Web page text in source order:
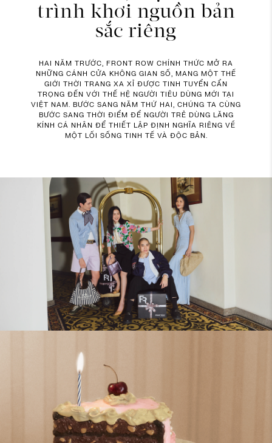
trình khơi nguồn bản
sắc riêng
HAI NĂM TRƯỚC, FRONT ROW CHÍNH THỨC MỞ RA
NHỮNG CÁNH CỬA KHÔNG GIAN SỐ, MANG MỘT THẾ
GIỚI THỜI TRANG XA XỈ ĐƯỢC TINH TUYỂN CẨN
TRỌNG ĐẾN VỚI THẾ HỆ NGƯỜI TIÊU DÙNG MỚI TẠI
VIỆT NAM. BƯỚC SANG NĂM THỨ HAI, CHÚNG TA CÙNG
BƯỚC SANG THỜI ĐIỂM ĐỂ NGƯỜI TRẺ DÙNG LĂNG
KÍNH CÁ NHÂN ĐỂ THIẾT LẬP ĐỊNH NGHĨA RIÊNG VỀ
MỘT LỐI SỐNG TINH TẾ VÀ ĐỘC BẢN.